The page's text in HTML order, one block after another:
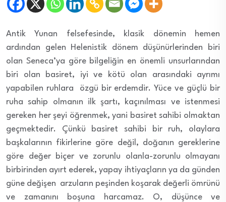
Antik Yunan felsefesinde, klasik dönemin hemen
ardından gelen Helenistik dönem düşünürlerinden biri
olan Seneca’ya göre bilgeliğin en önemli unsurlarından
biri olan basiret, iyi ve kötü olan arasındaki ayrımı
yapabilen ruhlara özgü bir erdemdir. Yüce ve güçlü bir
ruha sahip olmanın ilk şartı, kaçınılması ve istenmesi
gereken her şeyi öğrenmek, yani basiret sahibi olmaktan
geçmektedir. Çünkü basiret sahibi bir ruh, olaylara
başkalarının fikirlerine göre değil, doğanın gereklerine
göre değer biçer ve zorunlu olanla-zorunlu olmayanı
birbirinden ayırt ederek, yapay ihtiyaçların ya da günden
güne değişen arzuların peşinden koşarak değerli ömrünü
ve zamanını boşuna harcamaz. O, düşünce ve